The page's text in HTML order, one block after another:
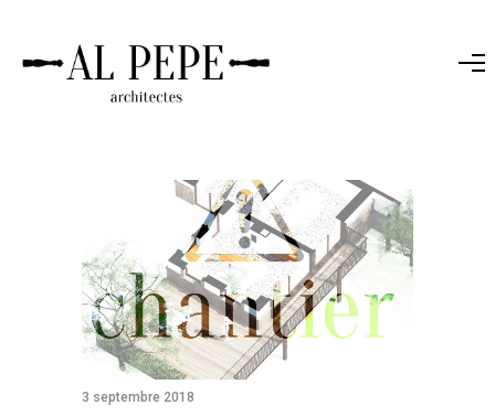
3 septembre 2018